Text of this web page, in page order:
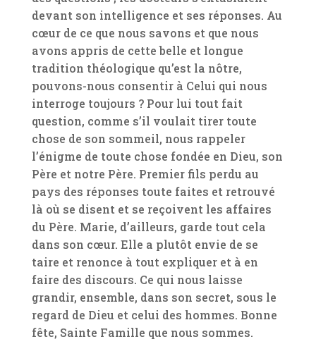
devant son intelligence et ses réponses. Au
cœur de ce que nous savons et que nous
avons appris de cette belle et longue
tradition théologique qu’est la nôtre,
pouvons-nous consentir à Celui qui nous
interroge toujours ? Pour lui tout fait
question, comme s’il voulait tirer toute
chose de son sommeil, nous rappeler
l’énigme de toute chose fondée en Dieu, son
Père et notre Père. Premier fils perdu au
pays des réponses toute faites et retrouvé
là où se disent et se reçoivent les affaires
du Père. Marie, d’ailleurs, garde tout cela
dans son cœur. Elle a plutôt envie de se
taire et renonce à tout expliquer et à en
faire des discours. Ce qui nous laisse
grandir, ensemble, dans son secret, sous le
regard de Dieu et celui des hommes. Bonne
fête, Sainte Famille que nous sommes.